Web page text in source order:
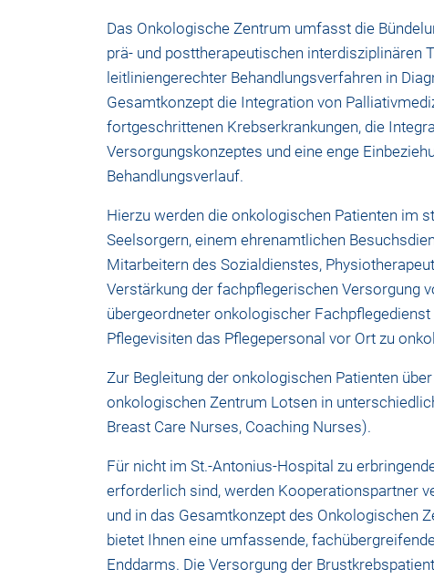
Das Onkologische Zentrum umfasst die
prä- und posttherapeutischen interdisziplinären
leitliniengerechter Behandlungsverfahren in
Gesamtkonzept die Integration von
fortgeschrittenen Krebserkrankungen, die
Versorgungskonzeptes und eine enge
Behandlungsverlauf.
Hierzu werden die onkologischen Patienten im
Seelsorgern, einem ehrenamtlichen
Mitarbeitern des Sozialdienstes,
Verstärkung der fachpflegerischen Versorgung
übergeordneter onkologischer
Pflegevisiten das Pflegepersonal vor Ort zu
Zur Begleitung der onkologischen Patienten
onkologischen Zentrum Lotsen in
Breast Care Nurses, Coaching Nurses).
Für nicht im St.-Antonius-Hospital zu
erforderlich sind, werden Kooperationspartner
und in das Gesamtkonzept des Onkologischen
bietet Ihnen eine umfassende,
Enddarms. Die Versorgung der